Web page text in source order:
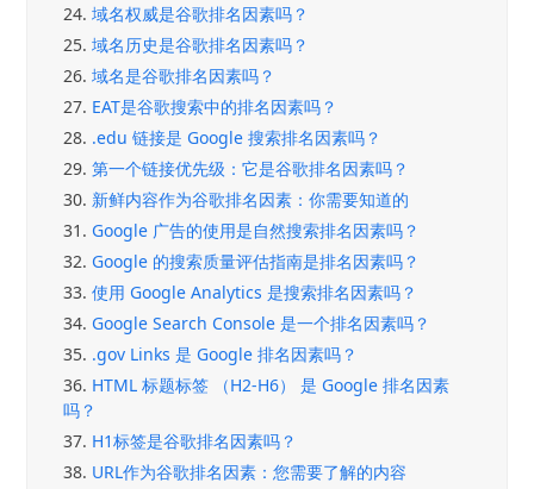
24. 域名权威是谷歌排名因素吗？
25. 域名历史是谷歌排名因素吗？
26. 域名是谷歌排名因素吗？
27. EAT是谷歌搜索中的排名因素吗？
28. .edu 链接是 Google 搜索排名因素吗？
29. 第一个链接优先级：它是谷歌排名因素吗？
30. 新鲜内容作为谷歌排名因素：你需要知道的
31. Google 广告的使用是自然搜索排名因素吗？
32. Google 的搜索质量评估指南是排名因素吗？
33. 使用 Google Analytics 是搜索排名因素吗？
34. Google Search Console 是一个排名因素吗？
35. .gov Links 是 Google 排名因素吗？
36. HTML 标题标签 （H2-H6） 是 Google 排名因素
吗？
37. H1标签是谷歌排名因素吗？
38. URL作为谷歌排名因素：您需要了解的内容